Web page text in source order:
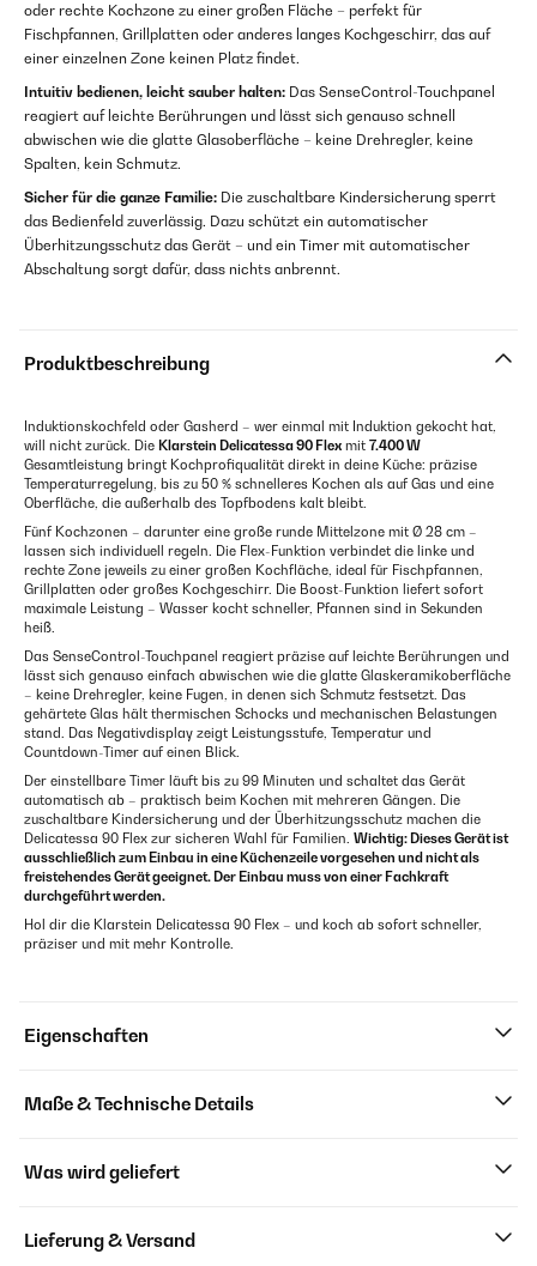
oder rechte Kochzone zu einer großen Fläche – perfekt für
Fischpfannen, Grillplatten oder anderes langes Kochgeschirr, das auf
einer einzelnen Zone keinen Platz findet.
Intuitiv bedienen, leicht sauber halten: Das SenseControl-Touchpanel
reagiert auf leichte Berührungen und lässt sich genauso schnell
abwischen wie die glatte Glasoberfläche – keine Drehregler, keine
Spalten, kein Schmutz.
Sicher für die ganze Familie: Die zuschaltbare Kindersicherung sperrt
das Bedienfeld zuverlässig. Dazu schützt ein automatischer
Überhitzungsschutz das Gerät – und ein Timer mit automatischer
Abschaltung sorgt dafür, dass nichts anbrennt.
Produktbeschreibung
Induktionskochfeld oder Gasherd – wer einmal mit Induktion gekocht hat,
will nicht zurück. Die Klarstein Delicatessa 90 Flex mit 7.400 W
Gesamtleistung bringt Kochprofiqualität direkt in deine Küche: präzise
Temperaturregelung, bis zu 50 % schnelleres Kochen als auf Gas und eine
Oberfläche, die außerhalb des Topfbodens kalt bleibt.
Fünf Kochzonen – darunter eine große runde Mittelzone mit Ø 28 cm –
lassen sich individuell regeln. Die Flex-Funktion verbindet die linke und
rechte Zone jeweils zu einer großen Kochfläche, ideal für Fischpfannen,
Grillplatten oder großes Kochgeschirr. Die Boost-Funktion liefert sofort
maximale Leistung – Wasser kocht schneller, Pfannen sind in Sekunden
heiß.
Das SenseControl-Touchpanel reagiert präzise auf leichte Berührungen und
lässt sich genauso einfach abwischen wie die glatte Glaskeramikoberfläche
– keine Drehregler, keine Fugen, in denen sich Schmutz festsetzt. Das
gehärtete Glas hält thermischen Schocks und mechanischen Belastungen
stand. Das Negativdisplay zeigt Leistungsstufe, Temperatur und
Countdown-Timer auf einen Blick.
Der einstellbare Timer läuft bis zu 99 Minuten und schaltet das Gerät
automatisch ab – praktisch beim Kochen mit mehreren Gängen. Die
zuschaltbare Kindersicherung und der Überhitzungsschutz machen die
Delicatessa 90 Flex zur sicheren Wahl für Familien. Wichtig: Dieses Gerät ist
ausschließlich zum Einbau in eine Küchenzeile vorgesehen und nicht als
freistehendes Gerät geeignet. Der Einbau muss von einer Fachkraft
durchgeführt werden.
Hol dir die Klarstein Delicatessa 90 Flex – und koch ab sofort schneller,
präziser und mit mehr Kontrolle.
Eigenschaften
Maße & Technische Details
Was wird geliefert
Lieferung & Versand